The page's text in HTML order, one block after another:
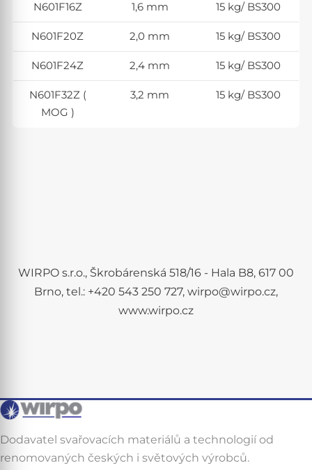
N601F16Z 1,6 mm 15 kg/ BS300
N601F20Z 2,0 mm 15 kg/ BS300
N601F24Z 2,4 mm 15 kg/ BS300
N601F32Z (
MOG )
3,2 mm 15 kg/ BS300
WIRPO s.r.o., Škrobárenská 518/16 - Hala B8, 617 00
Brno, tel.: +420 543 250 727, wirpo@wirpo.cz,
www.wirpo.cz
Dodavatel svařovacích materiálů a technologií od
renomovaných českých i světových výrobců.